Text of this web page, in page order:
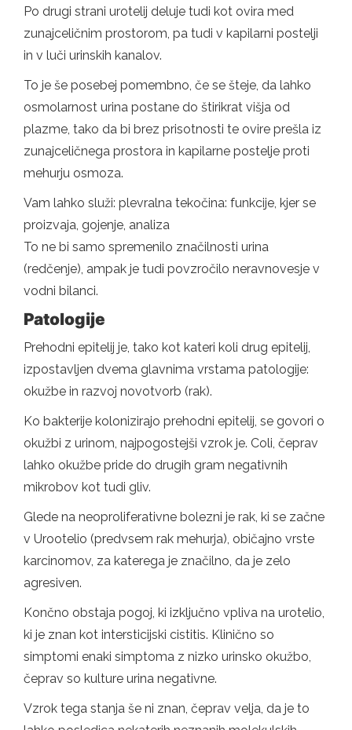
Po drugi strani urotelij deluje tudi kot ovira med
zunajceličnim prostorom, pa tudi v kapilarni postelji
in v luči urinskih kanalov.
To je še posebej pomembno, če se šteje, da lahko
osmolarnost urina postane do štirikrat višja od
plazme, tako da bi brez prisotnosti te ovire prešla iz
zunajceličnega prostora in kapilarne postelje proti
mehurju osmoza.
Vam lahko služi: plevralna tekočina: funkcije, kjer se
proizvaja, gojenje, analiza
To ne bi samo spremenilo značilnosti urina
(redčenje), ampak je tudi povzročilo neravnovesje v
vodni bilanci.
Patologije
Prehodni epitelij je, tako kot kateri koli drug epitelij,
izpostavljen dvema glavnima vrstama patologije:
okužbe in razvoj novotvorb (rak).
Ko bakterije kolonizirajo prehodni epitelij, se govori o
okužbi z urinom, najpogostejši vzrok je. Coli, čeprav
lahko okužbe pride do drugih gram negativnih
mikrobov kot tudi gliv.
Glede na neoproliferativne bolezni je rak, ki se začne
v Urootelio (predvsem rak mehurja), običajno vrste
karcinomov, za katerega je značilno, da je zelo
agresiven.
Končno obstaja pogoj, ki izključno vpliva na urotelio,
ki je znan kot intersticijski cistitis. Klinično so
simptomi enaki simptoma z nizko urinsko okužbo,
čeprav so kulture urina negativne.
Vzrok tega stanja še ni znan, čeprav velja, da je to